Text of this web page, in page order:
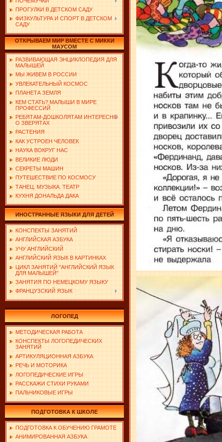
ПРОГУЛКИ В ДЕТСКОМ САДУ
ФИЗКУЛЬТУРА И СПОРТ В ДЕТСКОМ
САДУ
ОТКРЫВАЕМ МИР ВМЕСТЕ С МИККИ
МАУСОМ
РАЗВИВАЮЩАЯ ЭНЦИКЛОПЕДИЯ ДЛЯ
МАЛЫШЕЙ
МЫ ЖИВЕМ В РОССИИ
УВЛЕКАТЕЛЬНЫЙ КОСМОС
ПЛАНЕТА ЗЕМЛЯ
КЕМ СТАТЬ? МАЛЫШИ В МИРЕ
ПРОФЕССИЙ
РЕБЯТАМ-ДОШКОЛЯТАМ ИНТЕРЕСНО
О ЗВЕРЯТАХ
РАСТЕНИЯ
КАК УСТРОЕН ЧЕЛОВЕК
НАУКА ВОКРУГ НАС
ВЕЛИКИЕ ЛЮДИ
СЕКРЕТЫ МАШИН
ПУТЕШЕСТВИЕ ПО КОСМОСУ
ТАНЕЦ. МУЗЫКА. ТЕАТР
КУХНЯ ДОНАЛЬДА ДАКА
ИНОСТРАННЫЕ ЯЗЫКИ ДЛЯ ДЕТЕЙ
КОНСПЕКТЫ ЗАНЯТИЙ
АНГЛИЙСКАЯ АЗБУКА
УЧУ АНГЛИЙСКИЙ
АНГЛИЙСКИЙ ЯЗЫК В КАРТИНКАХ
ЦИКЛ ЗАНЯТИЙ "АНГЛИЙСКИЙ ЯЗЫК
ДЛЯ МАЛЫШЕЙ"
ЗАНЯТИЯ ПО НЕМЕЦКОМУ ЯЗЫКУ
ФРАНЦУЗСКИЙ ЯЗЫК
ЛОГОПЕД
МЕТОДИЧЕСКАЯ РАБОТА
КОНСПЕКТЫ ЛОГОПЕДИЧЕСКИХ
ЗАНЯТИЙ
АРТИКУЛЯЦИОННАЯ АЗБУКА
РЕЧЬ И МОТОРИКА
ЛОГОПЕДИЧЕСКИЕ ИГРЫ
РАССКАЖИ СТИХИ РУКАМИ
ПАЛЬЧИКОВЫЕ ИГРЫ
ПОДГОТОВКА К ШКОЛЕ
ПОДГОТОВКА К ОБУЧЕНИЮ ГРАМОТЕ
АНИМИРОВАННАЯ АЗБУКА